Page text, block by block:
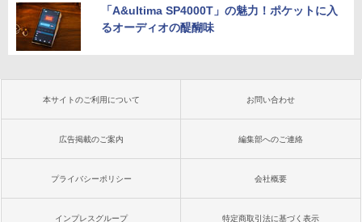
「A&ultima SP4000T」の魅力！ポケットに入
るオーディオの醍醐味
本サイトのご利用について お問い合わせ
広告掲載のご案内 編集部へのご連絡
プライバシーポリシー 会社概要
インプレスグループ 特定商取引法に基づく表示